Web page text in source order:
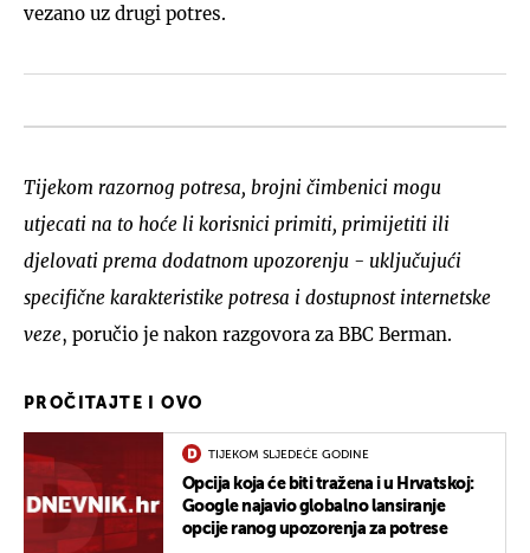
vezano uz drugi potres.
Tijekom razornog potresa, brojni čimbenici mogu
utjecati na to hoće li korisnici primiti, primijetiti ili
djelovati prema dodatnom upozorenju - uključujući
specifične karakteristike potresa i dostupnost internetske
veze, poručio je nakon razgovora za BBC Berman.
PROČITAJTE I OVO
TIJEKOM SLJEDEĆE GODINE
Opcija koja će biti tražena i u Hrvatskoj:
Google najavio globalno lansiranje
opcije ranog upozorenja za potrese